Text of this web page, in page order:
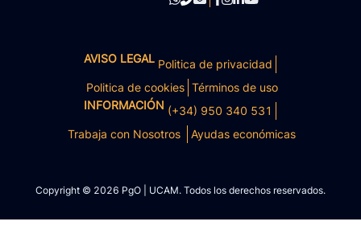
AVISO LEGAL Politica de privacidad
Politica de cookies Términos de uso
INFORMACIÓN (+34) 950 340 531
Trabaja con Nosotros
Ayudas económicas
Copyright © 2026 PgO | UCAM. Todos los derechos reservados.